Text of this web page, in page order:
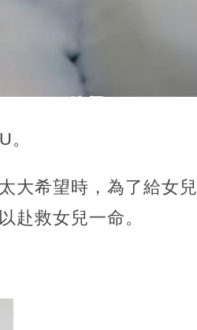
大希望時，為了給女兒
赴救女兒一命。